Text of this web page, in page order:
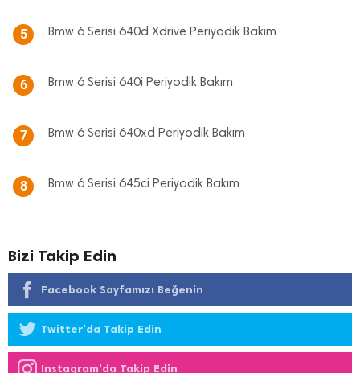
5 Bmw 6 Serisi 640d Xdrive Periyodik Bakım
6 Bmw 6 Serisi 640i Periyodik Bakım
7 Bmw 6 Serisi 640xd Periyodik Bakım
8 Bmw 6 Serisi 645ci Periyodik Bakım
Bizi Takip Edin
Facebook Sayfamızı Beğenin
Twitter'da Takip Edin
Instagram'da Takip Edin